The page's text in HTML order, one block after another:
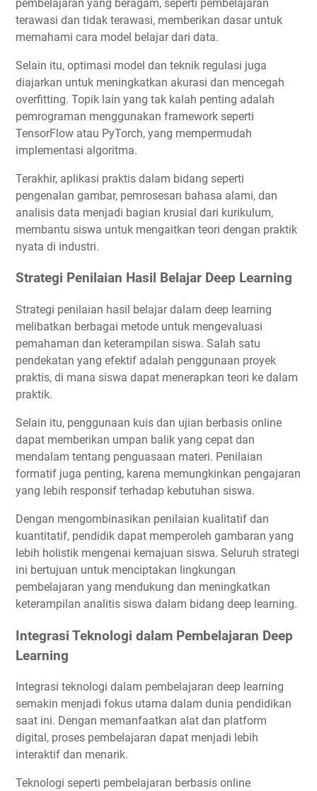
pembelajaran yang beragam, seperti pembelajaran
terawasi dan tidak terawasi, memberikan dasar untuk
memahami cara model belajar dari data.
Selain itu, optimasi model dan teknik regulasi juga
diajarkan untuk meningkatkan akurasi dan mencegah
overfitting. Topik lain yang tak kalah penting adalah
pemrograman menggunakan framework seperti
TensorFlow atau PyTorch, yang mempermudah
implementasi algoritma.
Terakhir, aplikasi praktis dalam bidang seperti
pengenalan gambar, pemrosesan bahasa alami, dan
analisis data menjadi bagian krusial dari kurikulum,
membantu siswa untuk mengaitkan teori dengan praktik
nyata di industri.
Strategi Penilaian Hasil Belajar Deep Learning
Strategi penilaian hasil belajar dalam deep learning
melibatkan berbagai metode untuk mengevaluasi
pemahaman dan keterampilan siswa. Salah satu
pendekatan yang efektif adalah penggunaan proyek
praktis, di mana siswa dapat menerapkan teori ke dalam
praktik.
Selain itu, penggunaan kuis dan ujian berbasis online
dapat memberikan umpan balik yang cepat dan
mendalam tentang penguasaan materi. Penilaian
formatif juga penting, karena memungkinkan pengajaran
yang lebih responsif terhadap kebutuhan siswa.
Dengan mengombinasikan penilaian kualitatif dan
kuantitatif, pendidik dapat memperoleh gambaran yang
lebih holistik mengenai kemajuan siswa. Seluruh strategi
ini bertujuan untuk menciptakan lingkungan
pembelajaran yang mendukung dan meningkatkan
keterampilan analitis siswa dalam bidang deep learning.
Integrasi Teknologi dalam Pembelajaran Deep
Learning
Integrasi teknologi dalam pembelajaran deep learning
semakin menjadi fokus utama dalam dunia pendidikan
saat ini. Dengan memanfaatkan alat dan platform
digital, proses pembelajaran dapat menjadi lebih
interaktif dan menarik.
Teknologi seperti pembelajaran berbasis online